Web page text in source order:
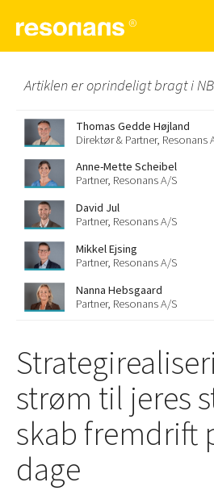
Artiklen er oprindeligt bragt i
Thomas Gedde Højland
Direktør & Partner, Resonans
Anne-Mette Scheibel
Partner, Resonans A/S
David Jul
Partner, Resonans A/S
Mikkel Ejsing
Partner, Resonans A/S
Nanna Hebsgaard
Partner, Resonans A/S
strøm til jeres
skab fremdrift
dage